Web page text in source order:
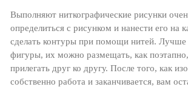
Выполняют ниткографические рисунки
определиться с рисунком и нанести его
сделать контуры при помощи нитей. Лучше
фигуры, их можно размещать, как
прилегать друг ко другу. После того, как
собственно работа и заканчивается, вам